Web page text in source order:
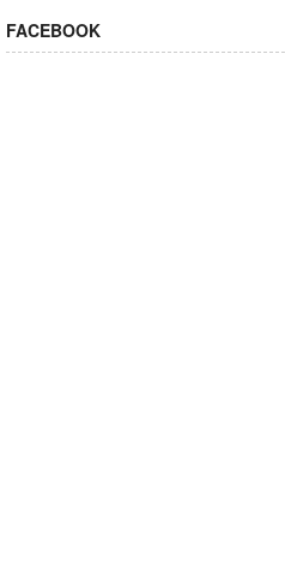
FACEBOOK